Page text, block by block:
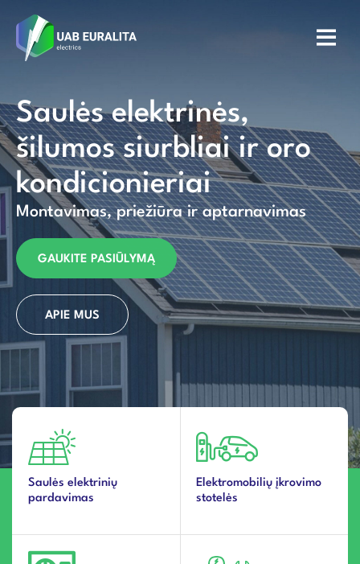
Saulės elektrinės,
šilumos siurbliai ir oro
kondicionieriai
Montavimas, priežiūra ir aptarnavimas
GAUKITE PASIŪLYMĄ
APIE MUS
Saulės elektrinių
pardavimas
Elektromobilių įkrovimo
stotelės